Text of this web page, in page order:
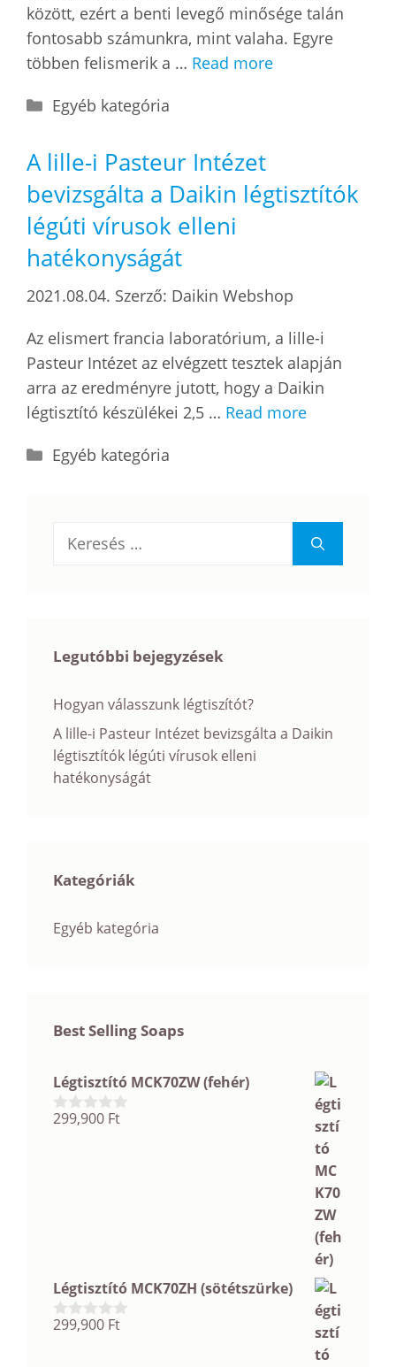
között, ezért a benti levegő minősége talán
fontosabb számunkra, mint valaha. Egyre
többen felismerik a … Read more
Kategória
Egyéb kategória
A lille-i Pasteur Intézet
bevizsgálta a Daikin légtisztítók
légúti vírusok elleni
hatékonyságát
2021.08.04. Szerző: Daikin Webshop
Az elismert francia laboratórium, a lille-i
Pasteur Intézet az elvégzett tesztek alapján
arra az eredményre jutott, hogy a Daikin
légtisztító készülékei 2,5 … Read more
Kategória
Egyéb kategória
Legutóbbi bejegyzések
Hogyan válasszunk légtiszítót?
A lille-i Pasteur Intézet bevizsgálta a Daikin
légtisztítók légúti vírusok elleni
hatékonyságát
Kategóriák
Egyéb kategória
Best Selling Soaps
Légtisztító MCK70ZW (fehér)
0
299,900 Ft
Légtisztító MCK70ZH (sötétszürke)
0
299,900 Ft